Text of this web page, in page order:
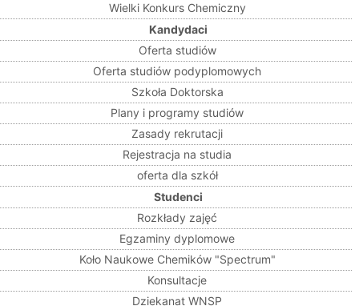
Wielki Konkurs Chemiczny
Kandydaci
Oferta studiów
Oferta studiów podyplomowych
Szkoła Doktorska
Plany i programy studiów
Zasady rekrutacji
Rejestracja na studia
oferta dla szkół
Studenci
Rozkłady zajęć
Egzaminy dyplomowe
Koło Naukowe Chemików "Spectrum"
Konsultacje
Dziekanat WNSP